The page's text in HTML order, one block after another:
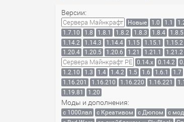
Версии:
Сервера Майнкрафт Новые 1.0 1.1
1.7.10
1.8 1.8.1 1.8.2 1.8.3 1.8.4 1.8.5
1.14.2
1.14.3 1.14.4 1.15 1.15.1 1.15.2
1.20.4
1.20.5 1.20.6 1.21 1.21.1 1.21.2
Сервера Майнкрафт PE 0.14.x 0.14.2
1.2.10
1.3 1.4 1.4.2 1.5 1.6 1.6.1 1.7
1.16.201
1.16.210 1.16.220 1.16.221
1.19.81
1.20
Моды и дополнения:
с 1000лвл c Креативом с Дюпом с